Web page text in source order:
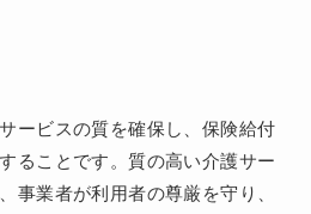
ービスの質を確保し、保険給付
ることです。質の高い介護サー
事業者が利用者の尊厳を守り、